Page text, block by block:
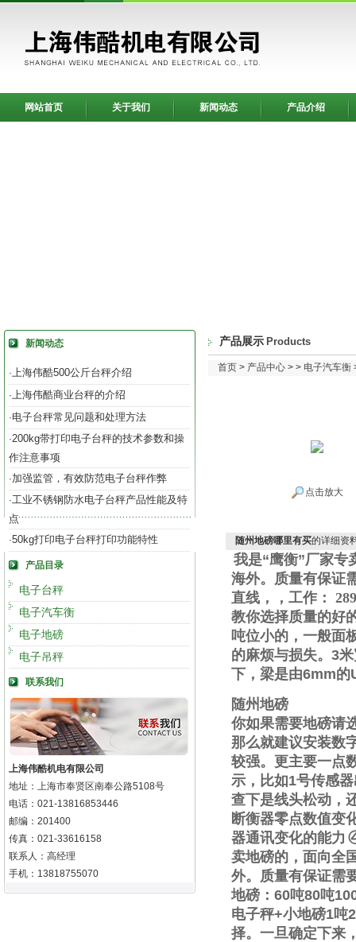
网站首页 关于我们 新闻动态 产品介绍
新闻动态
·上海伟酷500公斤台秤介绍
·上海伟酷商业台秤的介绍
·电子台秤常见问题和处理方法
·200kg带打印电子台秤的技术参数和操
作注意事项
·加强监管，有效防范电子台秤作弊
·工业不锈钢防水电子台秤产品性能及特
点
·50kg打印电子台秤打印功能特性
产品目录
电子台秤
电子汽车衡
电子地磅
电子吊秤
联系我们
上海伟酷机电有限公司
地址：上海市奉贤区南奉公路5108号
电话：021-13816853446
邮编：201400
传真：021-33616158
联系人：高经理
手机：13818755070
产品展示 Products
首页 > 产品中心 > > 电子汽车衡
点击放大
随州地磅哪里有买的详细资
我是“鹰衡”厂家专
海外。质量有保证
直线 ， ，工作 ：
教你选择质量的好
吨位小的，一般面
的麻烦与损失。 3
下，梁是由6mm的
随州地磅
你如果需要地磅请
那么就建议安装数
较强。更主要一点
示，比如1号传感
查下是线头松动，
断衡器零点数值变
器通讯变化的能力
卖地磅的，面向全
外。质量有保证需
地磅： 60吨80吨
电子秤+小地磅1吨2
择。一旦确定下来